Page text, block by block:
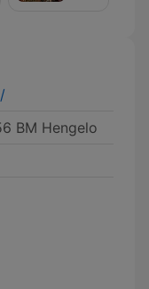
BM Hengelo